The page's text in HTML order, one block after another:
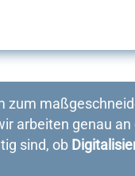
zum
arbeiten genau an
sind, ob